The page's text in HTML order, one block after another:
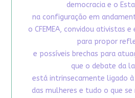
democracia e o
na configuração em
o CFEMEA, convidou ativistas
para propor
e possíveis brechas para
que o debate da
está intrinsecamente ligado
das mulheres e tudo o que